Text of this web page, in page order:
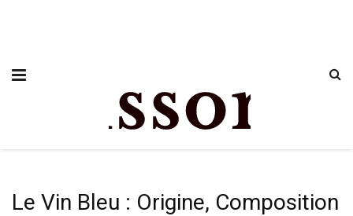
Le Vin Bleu : Origine, Composition